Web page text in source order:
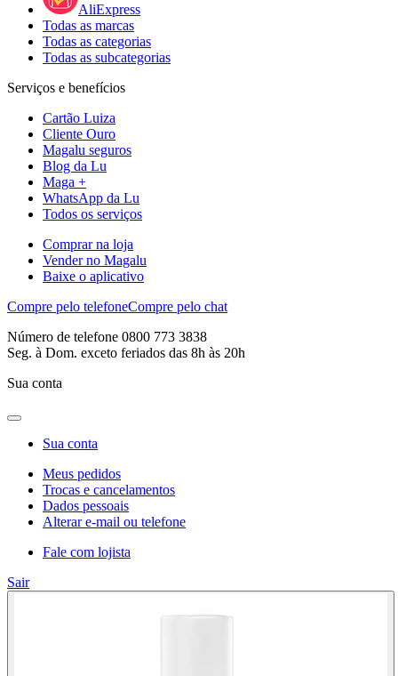
AliExpress
Todas as marcas
Todas as categorias
Todas as subcategorias
Serviços e benefícios
Cartão Luiza
Cliente Ouro
Magalu seguros
Blog da Lu
Maga +
WhatsApp da Lu
Todos os serviços
Comprar na loja
Vender no Magalu
Baixe o aplicativo
Compre pelo telefoneCompre pelo chat
Número de telefone 0800 773 3838
Seg. à Dom. exceto feriados das 8h às 20h
Sua conta
Sua conta
Meus pedidos
Trocas e cancelamentos
Dados pessoais
Alterar e-mail ou telefone
Fale com lojista
Sair